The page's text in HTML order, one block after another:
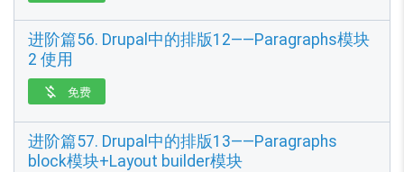
进阶篇56. Drupal中的排版12——Paragraphs模块
2 使用
 免费
进阶篇57. Drupal中的排版13——Paragraphs
block模块+Layout builder模块